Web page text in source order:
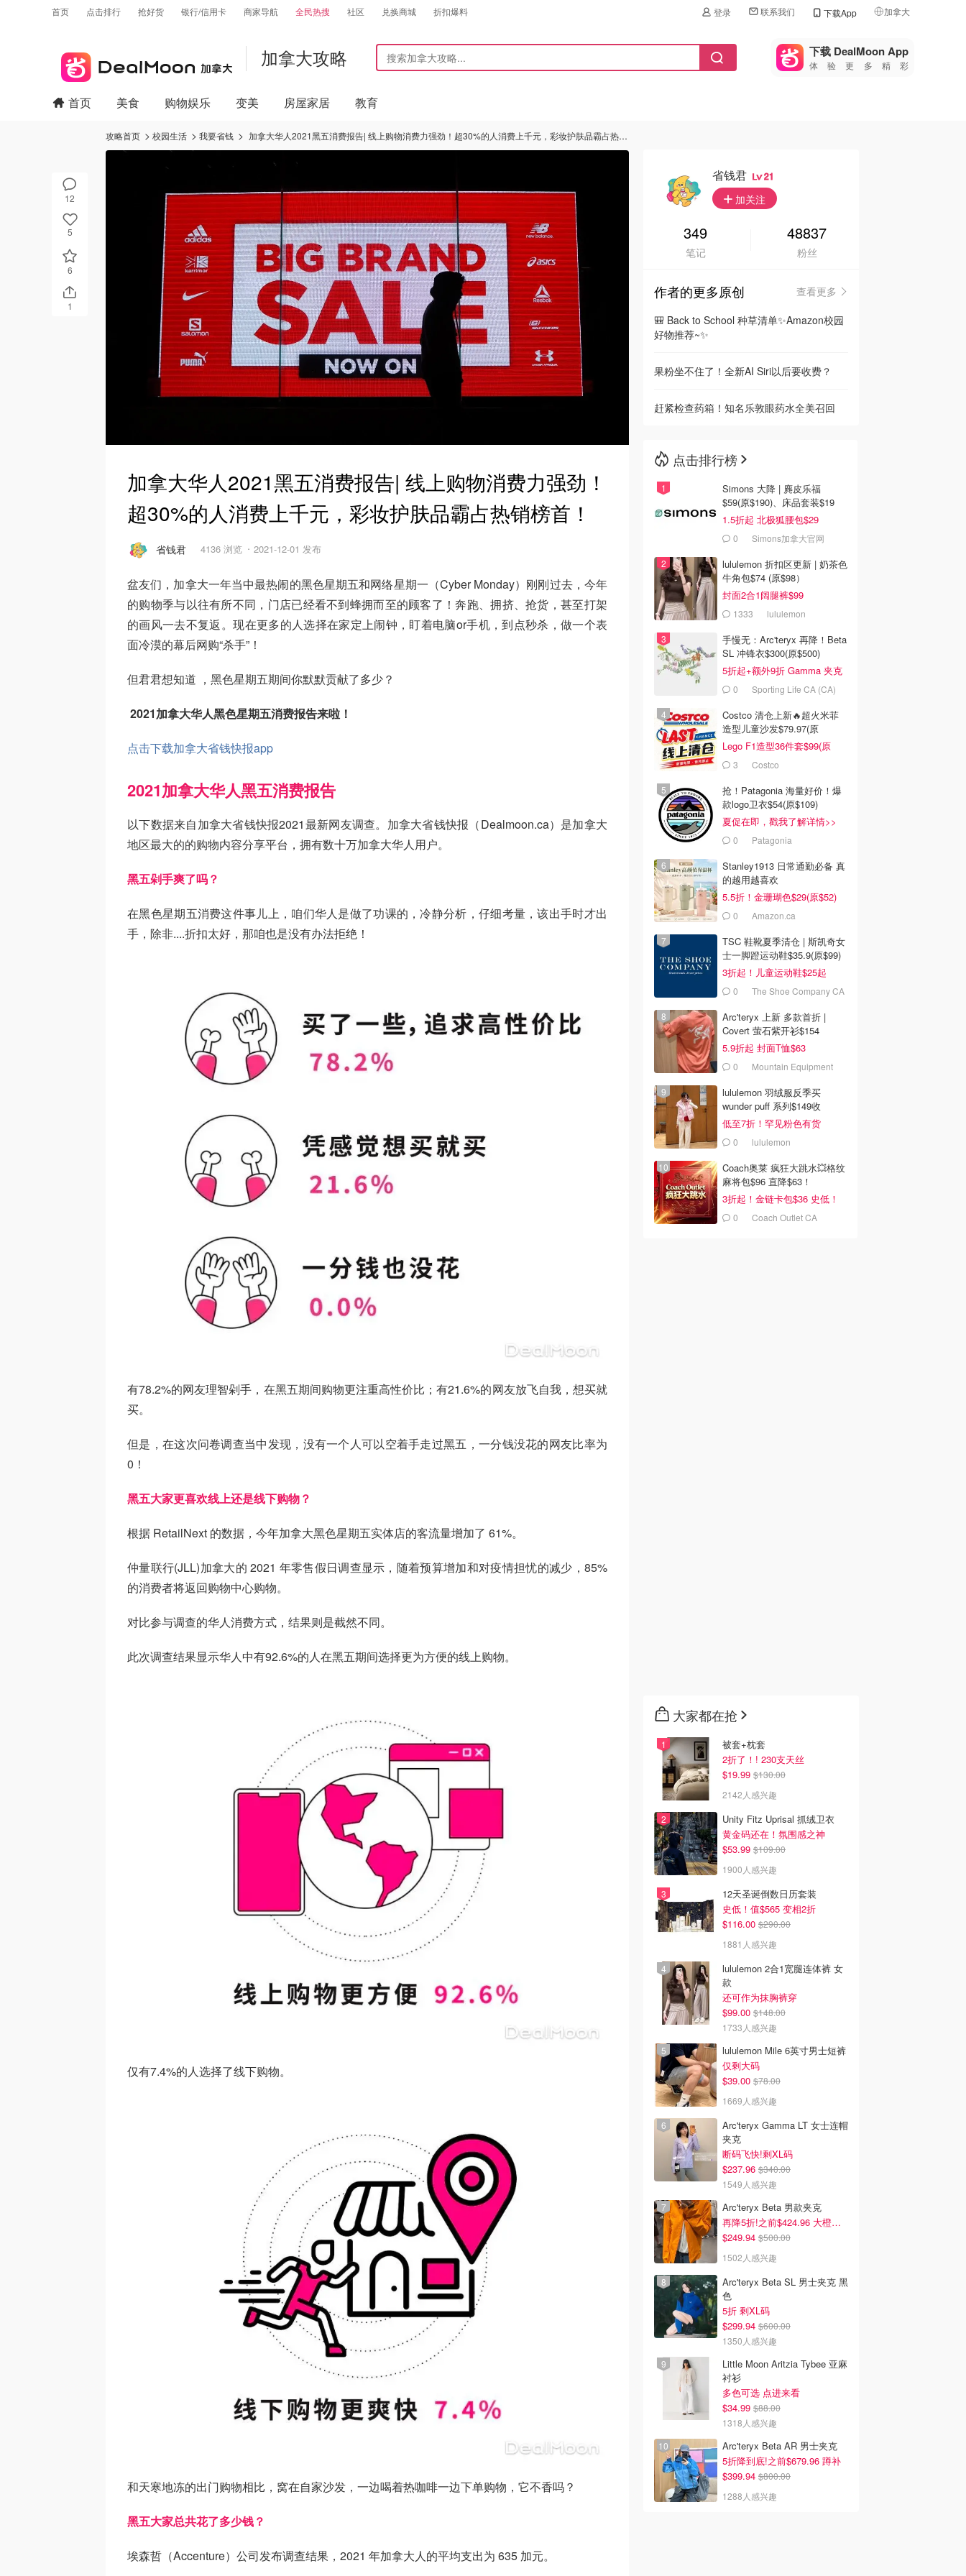
首页 点击排行 抢好货 银行/信用卡 商家导航 全民热搜 社区 兑换商城 折扣爆料 登录 联系我们 下载App 加拿大
🇺🇸
美国
🇨🇳中国
🇮🇹
🇦🇺
🇳🇿新西兰
加拿大攻略 下载 DealMoon App
体验更多精彩
12
5
6
1
首页 美食 购物娱乐 变美 房屋家居 教育
攻略首页 校园生活 我要省钱 加拿大华人2021黑五消费报告| 线上购物消费力强劲！超30%的人消费上千元，彩妆护肤品霸占热销榜首！
加拿大华人2021黑五消费报告| 线上购物消费力强劲！
超30%的人消费上千元，彩妆护肤品霸占热销榜首！
省钱君 4136 浏览 2021-12-01 发布
盆友们，加拿大一年当中最热闹的黑色星期五和网络星期一（Cyber Monday）刚刚过去，今年
的购物季与以往有所不同，门店已经看不到蜂拥而至的顾客了！奔跑、拥挤、抢货，甚至打架
的画风一去不复返。现在更多的人选择在家定上闹钟，盯着电脑or手机，到点秒杀，做一个表
面冷漠的幕后网购“杀手”！
但君君想知道 ，黑色星期五期间你默默贡献了多少？
2021加拿大华人黑色星期五消费报告来啦！
点击下载加拿大省钱快报app
2021加拿大华人黑五消费报告
以下数据来自加拿大省钱快报2021最新网友调查。加拿大省钱快报（Dealmoon.ca）是加拿大
地区最大的的购物内容分享平台，拥有数十万加拿大华人用户。
黑五剁手爽了吗？
在黑色星期五消费这件事儿上，咱们华人是做了功课的，冷静分析，仔细考量，该出手时才出
手，除非....折扣太好，那咱也是没有办法拒绝！
有78.2%的网友理智剁手，在黑五期间购物更注重高性价比；有21.6%的网友放飞自我，想买就
买。
但是，在这次问卷调查当中发现，没有一个人可以空着手走过黑五，一分钱没花的网友比率为
0！
黑五大家更喜欢线上还是线下购物？
根据 RetailNext 的数据，今年加拿大黑色星期五实体店的客流量增加了 61%。
仲量联行(JLL)加拿大的 2021 年零售假日调查显示，随着预算增加和对疫情担忧的减少，85%
的消费者将返回购物中心购物。
对比参与调查的华人消费方式，结果则是截然不同。
此次调查结果显示华人中有92.6%的人在黑五期间选择更为方便的线上购物。
仅有7.4%的人选择了线下购物。
和天寒地冻的出门购物相比，窝在自家沙发，一边喝着热咖啡一边下单购物，它不香吗？
黑五大家总共花了多少钱？
埃森哲（Accenture）公司发布调查结果，2021 年加拿大人的平均支出为 635 加元。
省钱君 21
加关注
349
笔记
48837
粉丝
作者的更多原创
查看更多
🎒 Back to School 种草清单✨Amazon校园
好物推荐~✨
果粉坐不住了！全新AI Siri以后要收费？
赶紧检查药箱！知名乐敦眼药水全美召回
点击排行榜
Simons 大降 | 麂皮乐福
$59(原$190)、床品套装$19
1.5折起 北极狐腰包$29
0 Simons加拿大官网
lululemon 折扣区更新 | 奶茶色
牛角包$74 (原$98）
封面2合1阔腿裤$99
1333 lululemon
手慢无：Arc'teryx 再降！Beta
SL 冲锋衣$300(原$500)
5折起+额外9折 Gamma 夹克
$2380 Sporting Life CA (CA)
Costco 清仓上新🔥超火米菲
造型儿童沙发$79.97(原
$129.99)
Lego F1造型36件套$99(原
$159)
3 Costco
抢！Patagonia 海量好价！爆
款logo卫衣$54(原$109)
夏促在即，戳我了解详情>>
0 Patagonia
Stanley1913 日常通勤必备 真
的越用越喜欢
5.5折！金珊瑚色$29(原$52)
0 Amazon.ca
TSC 鞋靴夏季清仓 | 斯凯奇女
士一脚蹬运动鞋$35.9(原$99)
3折起！儿童运动鞋$25起
0
The Shoe Company CA
Arc'teryx 上新 多款首折 |
Covert 萤石紫开衫$154
5.9折起 封面T恤$63
0
Mountain Equipment
lululemon 羽绒服反季买
wunder puff 系列$149收
低至7折！罕见粉色有货
0 lululemon
Coach奥莱 疯狂大跳水💥格纹
麻将包$96 直降$63！
3折起！金链卡包$36 史低！
0 Coach Outlet CA
大家都在抢
被套+枕套
2折了！! 230支天丝
$19.99 $130.00
2142人感兴趣
Unity Fitz Uprisal 抓绒卫衣
黄金码还在！氛围感之神
$53.99 $109.00
1900人感兴趣
12天圣诞倒数日历套装
史低！值$565 变相2折
$116.00 $290.00
1881人感兴趣
lululemon 2合1宽腿连体裤 女
款
还可作为抹胸裤穿
$99.00 $148.00
1733人感兴趣
lululemon Mile 6英寸男士短裤
仅剩大码
$39.00 $78.00
1669人感兴趣
Arc'teryx Gamma LT 女士连帽
夹克
断码飞快!剩XL码
$237.96 $340.00
1549人感兴趣
Arc'teryx Beta 男款夹克
再降5折!之前$424.96 大橙子好显白 蹲补
$249.94 $500.00
1502人感兴趣
Arc'teryx Beta SL 男士夹克 黑
色
5折 剩XL码
$299.94 $600.00
1350人感兴趣
Little Moon Aritzia Tybee 亚麻
衬衫
多色可选 点进来看
$34.99 $88.00
1318人感兴趣
Arc'teryx Beta AR 男士夹克
5折降到底!之前$679.96 蹲补
$399.94 $800.00
1288人感兴趣